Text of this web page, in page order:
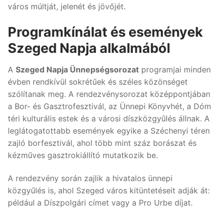
város múltját, jelenét és jövőjét.
Programkínálat és események
Szeged Napja alkalmából
A Szeged Napja Ünnepségsorozat programjai minden
évben rendkívül sokrétűek és széles közönséget
szólítanak meg. A rendezvénysorozat középpontjában
a Bor- és Gasztrofesztivál, az Ünnepi Könyvhét, a Dóm
téri kulturális estek és a városi díszközgyűlés állnak. A
leglátogatottabb események egyike a Széchenyi téren
zajló borfesztivál, ahol több mint száz borászat és
kézműves gasztrokiállító mutatkozik be.
A rendezvény során zajlik a hivatalos ünnepi
közgyűlés is, ahol Szeged város kitüntetéseit adják át:
például a Díszpolgári címet vagy a Pro Urbe díjat.